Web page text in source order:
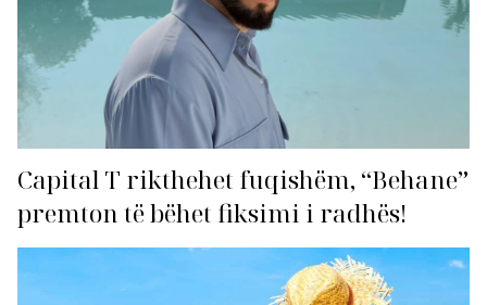
Capital T rikthehet fuqishëm, “Behane”
premton të bëhet fiksimi i radhës!